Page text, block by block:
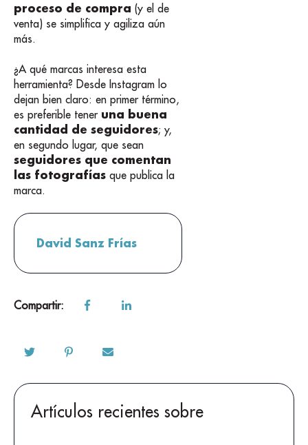
proceso de compra (y el de
venta) se simplifica y agiliza aún
más.
¿A qué marcas interesa esta
herramienta? Desde Instagram lo
dejan bien claro: en primer término,
es preferible tener una buena
cantidad de seguidores; y,
en segundo lugar, que sean
seguidores que comentan
las fotografías que publica la
marca.
David Sanz Frías
Compartir:
Artículos recientes sobre